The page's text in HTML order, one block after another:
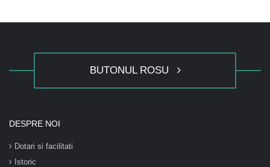
BUTONUL ROSU
DESPRE NOI
Dotari si facilitati
Istoric